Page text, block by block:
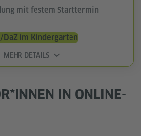
mit festem Starttermin
DaZ im Kindergarten
MEHR DETAILS
IN ONLINE-